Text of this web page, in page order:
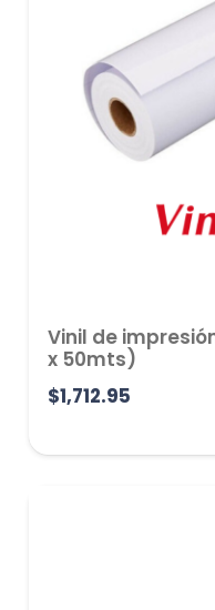
Vinil de
x 50mts)
$1,712.95